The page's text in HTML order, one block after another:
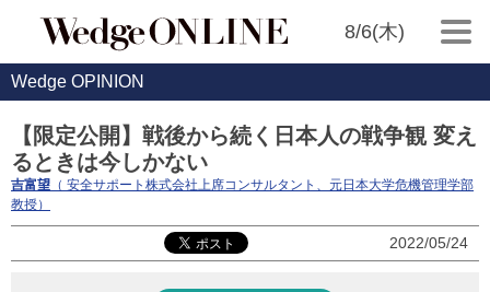
8/6(木)
Wedge OPINION
【限定公開】戦後から続く日本人の戦争観 変え
るときは今しかない
吉富望 （ 安全サポート株式会社上席コンサルタント、元日本大学危機管理学部
教授）
2022/05/24